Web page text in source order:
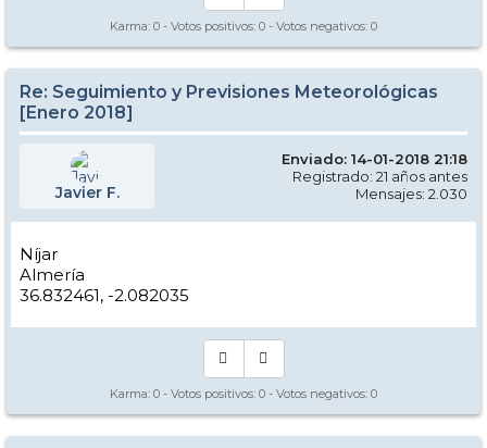
Karma: 0 - Votos positivos: 0 - Votos negativos: 0
Re: Seguimiento y Previsiones Meteorológicas
[Enero 2018]
Javier F.
Enviado: 14-01-2018 21:18
Registrado: 21 años antes
Mensajes: 2.030
Níjar
Almería
36.832461, -2.082035
Karma: 0 - Votos positivos: 0 - Votos negativos: 0